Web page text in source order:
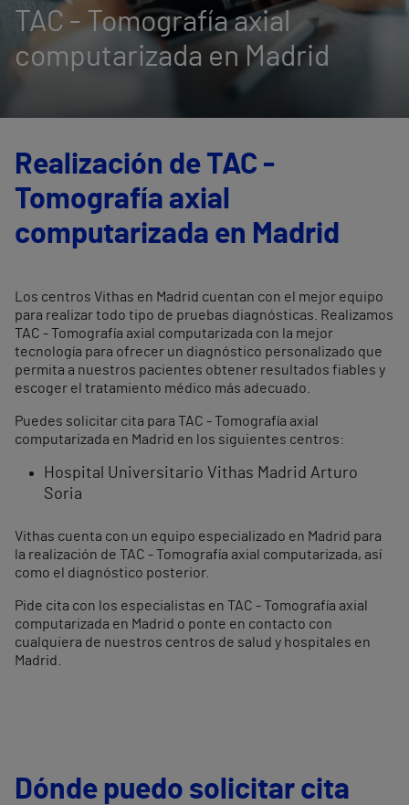
TAC - Tomografía axial
computarizada en Madrid
Realización de TAC -
Tomografía axial
computarizada en Madrid
Los centros Vithas en Madrid cuentan con el mejor equipo
para realizar todo tipo de pruebas diagnósticas. Realizamos
TAC - Tomografía axial computarizada con la mejor
tecnología para ofrecer un diagnóstico personalizado que
permita a nuestros pacientes obtener resultados fiables y
escoger el tratamiento médico más adecuado.
Puedes solicitar cita para TAC - Tomografía axial
computarizada en Madrid en los siguientes centros:
Hospital Universitario Vithas Madrid Arturo
Soria
Vithas cuenta con un equipo especializado en Madrid para
la realización de TAC - Tomografía axial computarizada, así
como el diagnóstico posterior.
Pide cita con los especialistas en TAC - Tomografía axial
computarizada en Madrid o ponte en contacto con
cualquiera de nuestros centros de salud y hospitales en
Madrid.
Dónde puedo solicitar cita